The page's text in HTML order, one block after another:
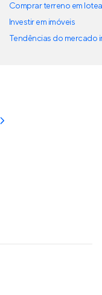
Comprar terreno em
Investir em imóveis
Tendências do mercado